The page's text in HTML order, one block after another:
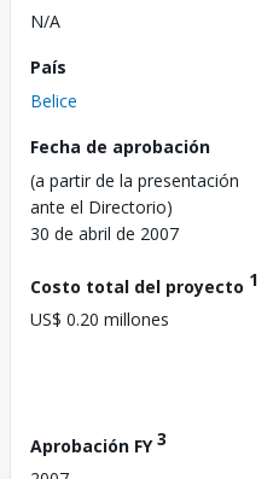
N/A
País
Belice
Fecha de aprobación
(a partir de la presentación
ante el Directorio)
30 de abril de 2007
Costo total del proyecto 1
US$ 0.20 millones
Aprobación FY3